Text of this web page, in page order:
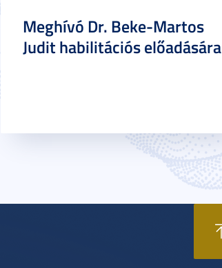
Meghívó Dr. Beke-Martos
Judit habilitációs előadására